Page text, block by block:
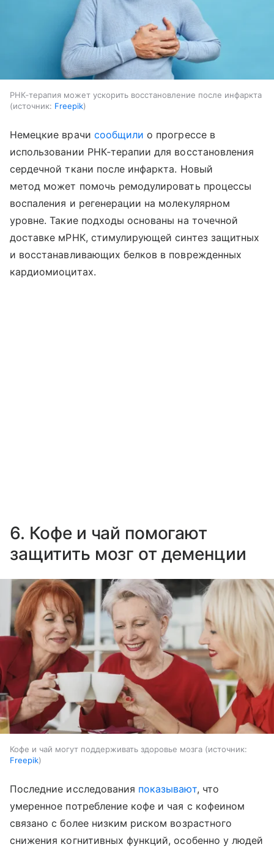
РНК‑терапия может ускорить восстановление после инфаркта
источник: Freepik
Немецкие врачи сообщили о прогрессе в
использовании РНК‑терапии для восстановления
сердечной ткани после инфаркта. Новый
метод может помочь ремодулировать процессы
воспаления и регенерации на молекулярном
уровне. Такие подходы основаны на точечной
доставке мРНК, стимулирующей синтез защитных
и восстанавливающих белков в поврежденных
кардиомиоцитах.
6. Кофе и чай помогают
защитить мозг от деменции
Кофе и чай могут поддерживать здоровье мозга
источник:
Freepik
Последние исследования показывают, что
умеренное потребление кофе и чая с кофеином
связано с более низким риском возрастного
снижения когнитивных функций, особенно у людей